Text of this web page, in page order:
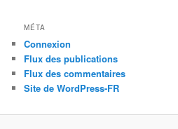
MÉTA
Connexion
Flux des publications
Flux des commentaires
Site de WordPress-FR